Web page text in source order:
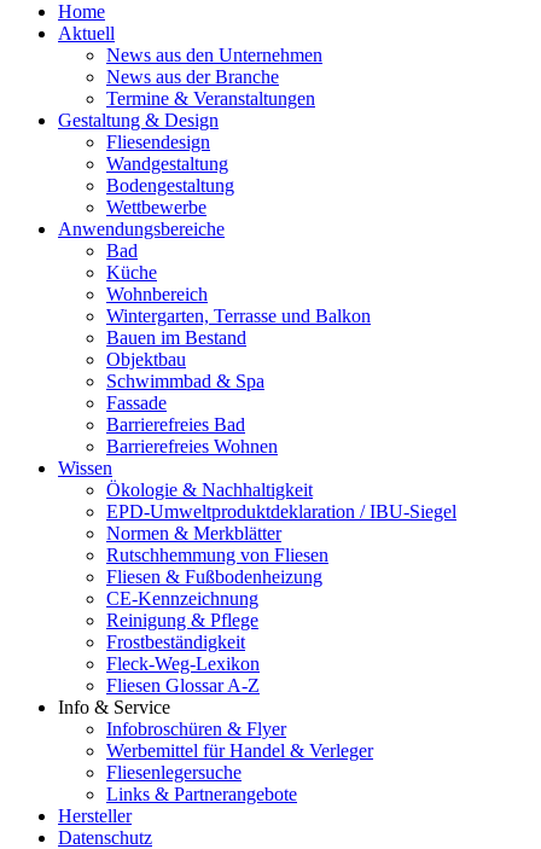
Home
Aktuell
News aus den Unternehmen
News aus der Branche
Termine & Veranstaltungen
Gestaltung & Design
Fliesendesign
Wandgestaltung
Bodengestaltung
Wettbewerbe
Anwendungsbereiche
Bad
Küche
Wohnbereich
Wintergarten, Terrasse und Balkon
Bauen im Bestand
Objektbau
Schwimmbad & Spa
Fassade
Barrierefreies Bad
Barrierefreies Wohnen
Wissen
Ökologie & Nachhaltigkeit
EPD-Umweltproduktdeklaration / IBU-Siegel
Normen & Merkblätter
Rutschhemmung von Fliesen
Fliesen & Fußbodenheizung
CE-Kennzeichnung
Reinigung & Pflege
Frostbeständigkeit
Fleck-Weg-Lexikon
Fliesen Glossar A-Z
Info & Service
Infobroschüren & Flyer
Werbemittel für Handel & Verleger
Fliesenlegersuche
Links & Partnerangebote
Hersteller
Datenschutz